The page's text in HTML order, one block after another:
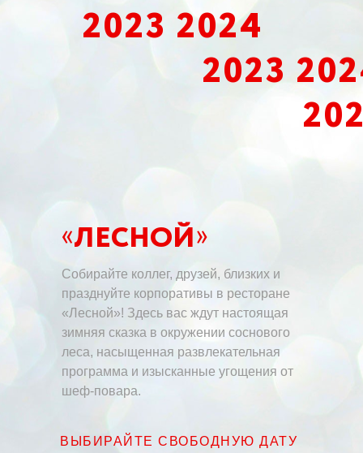
2023 2024
2023
«ЛЕСНОЙ»
Собирайте коллег, друзей, близких и
празднуйте корпоративы в ресторане
«Лесной»! Здесь вас ждут настоящая
зимняя сказка в окружении соснового
леса, насыщенная развлекательная
программа и изысканные угощения от
шеф-повара.
ВЫБИРАЙТЕ СВОБОДНУЮ ДАТУ